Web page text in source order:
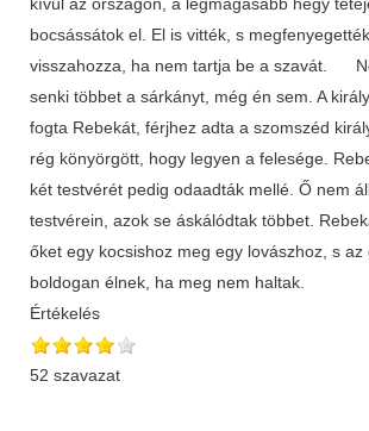
Értékelés
52 szavazat